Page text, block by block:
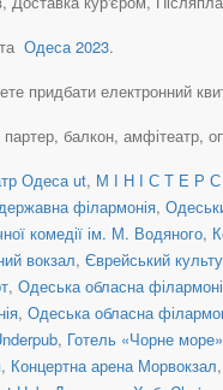
Одеса 2023.
придбати електронний
балкон, амфітеатр,
Одеса ut, М І Н І С Т Е Р С
філармонія,
комедії ім. М. Водяного,
вокзал, Єврейський
, Одеська обласна
, Одеська обласна
, Готель «Чорне
, Концертна арена Морвокзал,